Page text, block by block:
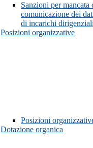
Sanzioni per mancata
comunicazione dei
di incarichi dirigenziali
Posizioni organizzative
Posizioni
Dotazione organica